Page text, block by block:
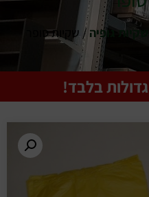
שקיות גופיה / שקיות סופר
בלבד!